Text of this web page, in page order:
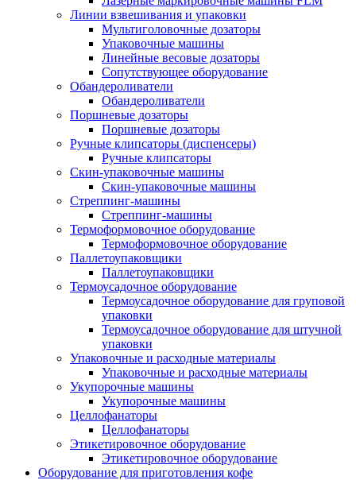
Линии взвешивания и упаковки
Мультиголовочные дозаторы
Упаковочные машины
Линейные весовые дозаторы
Сопутствующее оборудование
Обандероливатели
Обандероливатели
Поршневые дозаторы
Поршневые дозаторы
Ручные клипсаторы (диспенсеры)
Ручные клипсаторы
Скин-упаковочные машины
Скин-упаковочные машины
Стреппинг-машины
Стреппинг-машины
Термоформовочное оборудование
Термоформовочное оборудование
Паллетоупаковщики
Паллетоупаковщики
Термоусадочное оборудование
Термоусадочное оборудование для груповой
упаковки
Термоусадочное оборудование для штучной
упаковки
Упаковочные и расходные материалы
Упаковочные и расходные материалы
Укупорочные машины
Укупорочные машины
Целлофанаторы
Целлофанаторы
Этикетировочное оборудование
Этикетировочное оборудование
Оборудование для приготовления кофе